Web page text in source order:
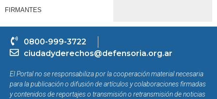
FIRMANTES
0800-999-3722
ciudadyderechos@defensoria.org.ar
El Portal no se responsabiliza por la cooperación material necesaria
para la publicación o difusión de artículos y colaboraciones firmadas
y contenidos de reportajes o transmisión o retransmisión de noticias